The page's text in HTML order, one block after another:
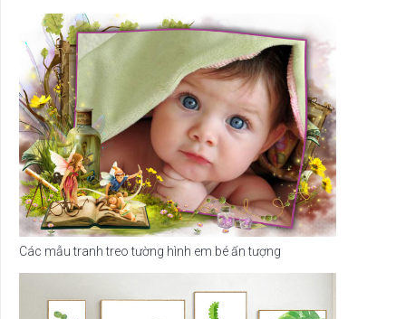
Các mẫu tranh treo tường hình em bé ấn tượng